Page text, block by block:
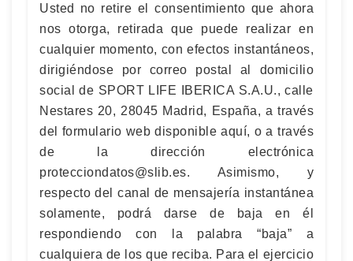
Usted no retire el consentimiento que ahora
nos otorga, retirada que puede realizar en
cualquier momento, con efectos instantáneos,
dirigiéndose por correo postal al domicilio
social de SPORT LIFE IBERICA S.A.U., calle
Nestares 20, 28045 Madrid, España, a través
del formulario web disponible aquí, o a través
de la dirección electrónica
protecciondatos@slib.es. Asimismo, y
respecto del canal de mensajería instantánea
solamente, podrá darse de baja en él
respondiendo con la palabra “baja” a
cualquiera de los que reciba. Para el ejercicio